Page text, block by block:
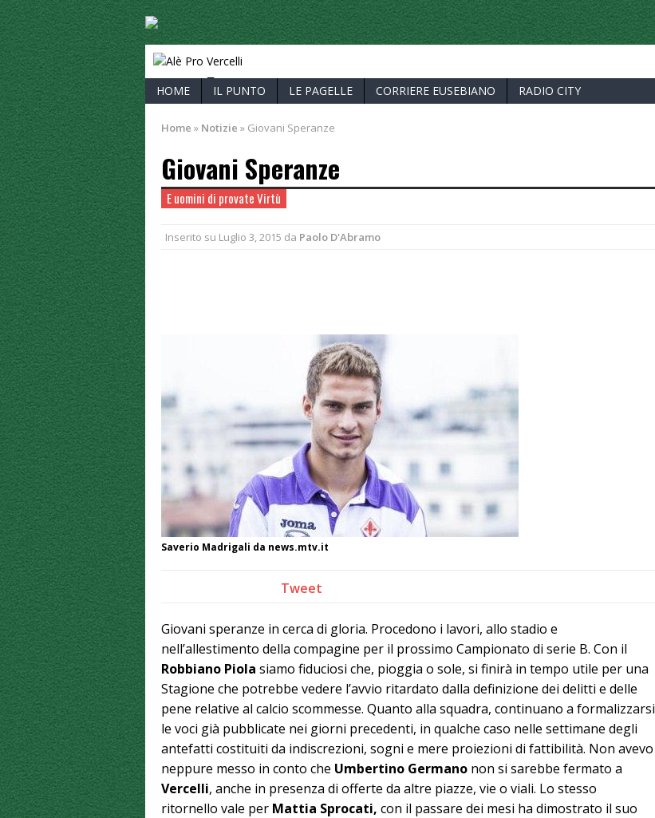
ALÈ PRO VERCELLI
HOME IL PUNTO LE PAGELLE CORRIERE EUSEBIANO RADIO CITY
Home » Notizie » Giovani Speranze
Giovani Speranze
E uomini di provate Virtù
Inserito su Luglio 3, 2015 da Paolo D'Abramo
Saverio Madrigali da news.mtv.it
Tweet
Giovani speranze in cerca di gloria. Procedono i lavori, allo stadio e
nell’allestimento della compagine per il prossimo Campionato di serie B. Con il
Robbiano Piola siamo fiduciosi che, pioggia o sole, si finirà in tempo utile per una
Stagione che potrebbe vedere l’avvio ritardato dalla definizione dei delitti e delle
pene relative al calcio scommesse. Quanto alla squadra, continuano a formalizzarsi
le voci già pubblicate nei giorni precedenti, in qualche caso nelle settimane degli
antefatti costituiti da indiscrezioni, sogni e mere proiezioni di fattibilità. Non avevo
neppure messo in conto che Umbertino Germano non si sarebbe fermato a
Vercelli, anche in presenza di offerte da altre piazze, vie o viali. Lo stesso
ritornello vale per Mattia Sprocati, con il passare dei mesi ha dimostrato il suo